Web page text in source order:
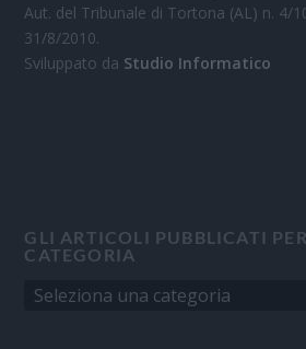
Aut. del Tribunale di Tortona (AL) n. 4/
31/8/2010.
Sviluppato da Studio Informatico
GLI ARTICOLI PUBBLICATI
CATEGORIA